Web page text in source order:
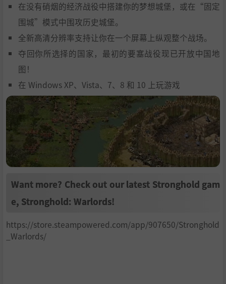
在没有硝烟的经济战役中搭建你的梦想城堡，或在“固定
围城”模式中围攻历史城堡。
全新高清分辨率支持让你在一个屏幕上纵观整个战场。
夺回你所选择的国家，最初的要塞战役现已开放中国地
图！
在 Windows XP、Vista、7、8 和 10 上玩游戏
Want more? Check out our latest Stronghold gam
e, Stronghold: Warlords!
https://store.steampowered.com/app/907650/Stronghold
_Warlords/